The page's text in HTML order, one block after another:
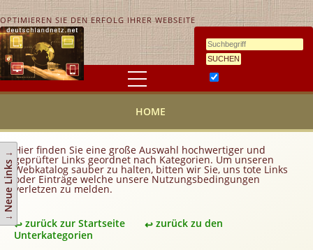
OPTIMIEREN SIE DEN ERFOLG IHRER WEBSEITE
AGB
Link hinzufügen
Eintrag ändern
HOME
Hier finden Sie eine große Auswahl hochwertiger und
geprüfter Links geordnet nach Kategorien. Um unseren
Webkatalog sauber zu halten, bitten wir Sie, uns tote Links
oder Einträge welche unsere Nutzungsbedingungen
verletzen zu melden.
zurück zur Startseite
zurück zu den
Unterkategorien
↓ Neue Links ↓